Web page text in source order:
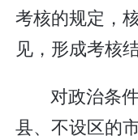
考核的规定，
见，形成考核结
对政治条
县、不设区的